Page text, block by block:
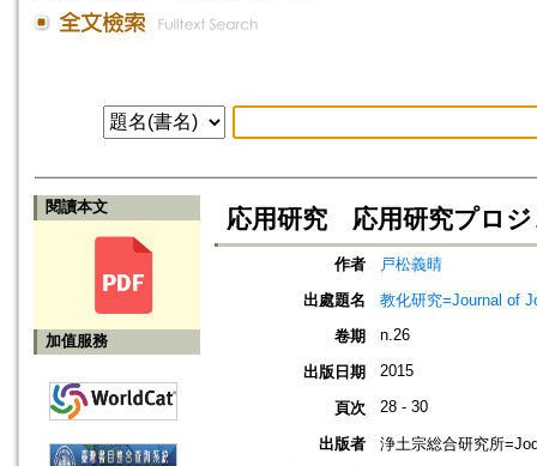
閱讀本文
加值服務
応用研究 応用研究プロ
作者
戸松義晴
出處題名
教化研究=Journal of
卷期
n.26
出版日期 2015
頁次 28 - 30
出版者
浄土宗総合研究所